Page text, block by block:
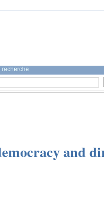
recherche
and